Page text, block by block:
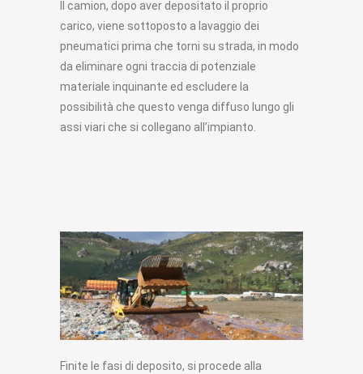
Il camion, dopo aver depositato il proprio
carico, viene sottoposto a lavaggio dei
pneumatici prima che torni su strada, in modo
da eliminare ogni traccia di potenziale
materiale inquinante ed escludere la
possibilità che questo venga diffuso lungo gli
assi viari che si collegano all’impianto.
Finite le fasi di deposito, si procede alla